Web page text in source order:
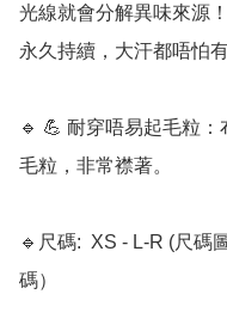
光線就會分解異味來源
永久持續，大汗都唔怕
🔹 💪 耐穿唔易起毛粒
毛粒，非常襟著。
🔹尺碼:  XS - L-R (尺碼
碼）